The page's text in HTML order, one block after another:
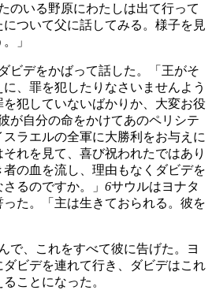
のいる野原にわたしは出て行って
ついて父に話してみる。様子を見
」
ビデをかばって話した。「王がそ
、罪を犯したりなさいませんよう
犯していないばかりか、大変お役
が自分の命をかけてあのペリシテ
ラエルの全軍に大勝利をお与えに
れを見て、喜び祝われたではあり
の血を流し、理由もなくダビデを
るのですか。」 6サウルはヨナタ
た。「主は生きておられる。彼を
で、これをすべて彼に告げた。ヨ
ビデを連れて行き、ダビデはこれ
ことになった。